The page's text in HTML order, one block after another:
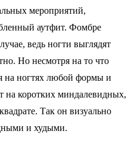
мероприятий,
аутфит. Фомбре
ведь ногти выглядят
Но несмотря на то что
на ногтях любой формы и
на коротких миндалевидных,
Так он визуально
и худыми.